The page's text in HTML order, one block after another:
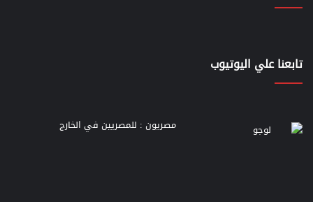
تابعنا علي اليوتيوب
مصريون : للمصريين في الخارج